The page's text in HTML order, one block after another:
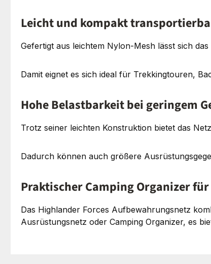
Leicht und kompakt
Gefertigt aus leichtem Nylon-Mesh lässt sich
Damit eignet es sich ideal für Trekkingtouren,
Hohe Belastbarkeit bei geringem
Trotz seiner leichten Konstruktion bietet das
Dadurch können auch größere
Praktischer Camping Organizer
Das Highlander Forces Aufbewahrungsnetz
Ausrüstungsnetz oder Camping Organizer, es